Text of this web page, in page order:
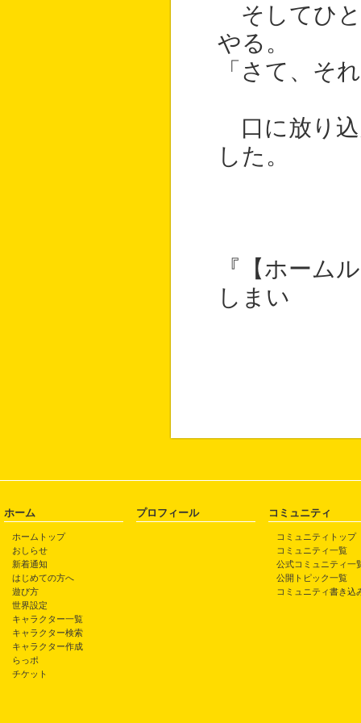
そしてひと
やる。
「さて、そ
口に放り込
した。
『【ホーム
しまい
ホーム
ホームトップ
おしらせ
新着通知
はじめての方へ
遊び方
世界設定
キャラクター一覧
キャラクター検索
キャラクター作成
らっポ
チケット
プロフィール コミュニティ
コミュニティトップ
コミュニティ一覧
公式コミュニティ一
公開トピック一覧
コミュニティ書き込